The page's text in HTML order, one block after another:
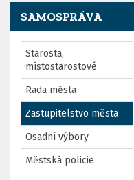
SAMOSPRÁVA
Starosta,
místostarostové
Rada města
Zastupitelstvo města
Osadní výbory
Městská policie